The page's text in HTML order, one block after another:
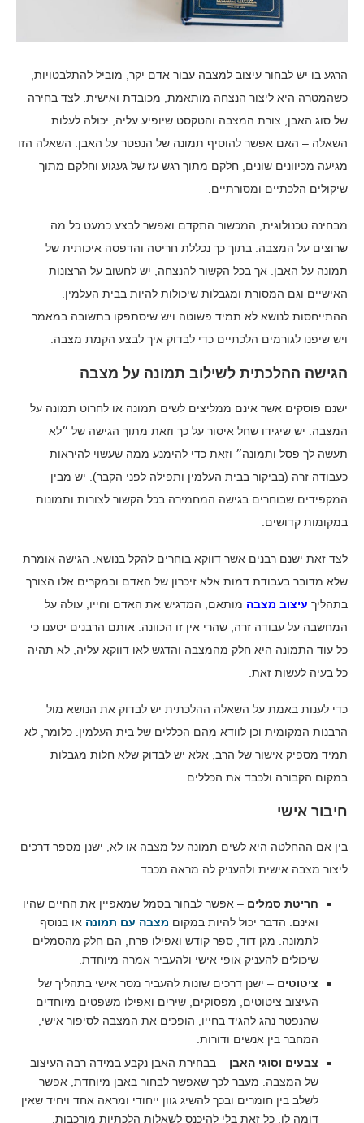
הרגע בו יש לבחור עיצוב למצבה עבור אדם יקר, מוביל להתלבטויות,
כשהמטרה היא ליצור הנצחה מותאמת, מכובדת ואישית. לצד בחירה
של סוג האבן, צורת המצבה והטקסט שיופיע עליה, יכולה לעלות
השאלה – האם אפשר להוסיף תמונה של הנפטר על האבן. השאלה הזו
מגיעה מכיוונים שונים, חלקם מתוך רגש עז של געגוע וחלקם מתוך
שיקולים הלכתיים ומסורתיים.
מבחינה טכנולוגית, המכשור התקדם ואפשר לבצע כמעט כל מה
שרוצים על המצבה. בתוך כך נכללת חריטה והדפסה איכותית של
תמונה על האבן. אך בכל הקשור להנצחה, יש לחשוב על הרצונות
האישיים וגם המסורת ומגבלות שיכולות להיות בבית העלמין.
ההתייחסות לנושא לא תמיד פשוטה ויש שיסתפקו בתשובה במאמר
ויש שיפנו לגורמים הלכתיים כדי לבדוק איך לבצע הקמת מצבה.
הגישה ההלכתית לשילוב תמונה על מצבה
ישנם פוסקים אשר אינם ממליצים לשים תמונה או לחרוט תמונה על
המצבה. יש שיגידו שחל איסור על כך וזאת מתוך הגישה של ״לא
תעשה לך פסל ותמונה״ וזאת כדי להימנע ממה שעשוי להיראות
כעבודה זרה (בביקור בבית העלמין ותפילה לפני הקבר). יש מבין
המקפידים שבוחרים בגישה המחמירה בכל הקשור לצורות ותמונות
במקומות קדושים.
לצד זאת ישנם רבנים אשר דווקא בוחרים להקל בנושא. הגישה אומרת
שלא מדובר בעבודת דמות אלא זיכרון של האדם ובמקרים אלו הצורך
בתהליך עיצוב מצבה מותאם, המדגיש את האדם וחייו, עולה על
המחשבה על עבודה זרה, שהרי אין זו הכוונה. אותם הרבנים יטענו כי
כל עוד התמונה היא חלק מהמצבה והדגש לאו דווקא עליה, לא תהיה
כל בעיה לעשות זאת.
כדי לענות באמת על השאלה ההלכתית יש לבדוק את הנושא מול
הרבנות המקומית וכן לוודא מהם הכללים של בית העלמין. כלומר, לא
תמיד מספיק אישור של הרב, אלא יש לבדוק שלא חלות מגבלות
במקום הקבורה ולכבד את הכללים.
חיבור אישי
בין אם ההחלטה היא לשים תמונה על מצבה או לא, ישנן מספר דרכים
ליצור מצבה אישית ולהעניק לה מראה מכבד:
חריטת סמלים – אפשר לבחור בסמל שמאפיין את החיים שהיו
ואינם. הדבר יכול להיות במקום מצבה עם תמונה או בנוסף
לתמונה. מגן דוד, ספר קודש ואפילו פרח, הם חלק מהסמלים
שיכולים להעניק אופי אישי ולהעביר אמרה מיוחדת.
ציטוטים – ישנן דרכים שונות להעביר מסר אישי בתהליך של
העיצוב ציטוטים, מפסוקים, שירים ואפילו משפטים מיוחדים
שהנפטר נהג להגיד בחייו, הופכים את המצבה לסיפור אישי,
המחבר בין אנשים ודורות.
צבעים וסוגי האבן – בבחירת האבן נקבע במידה רבה העיצוב
של המצבה. מעבר לכך שאפשר לבחור באבן מיוחדת, אפשר
לשלב בין חומרים ובכך להשיג גוון ייחודי ומראה אחד ויחיד שאין
דומה לו. כל זאת בלי להיכנס לשאלות הלכתיות מורכבות.